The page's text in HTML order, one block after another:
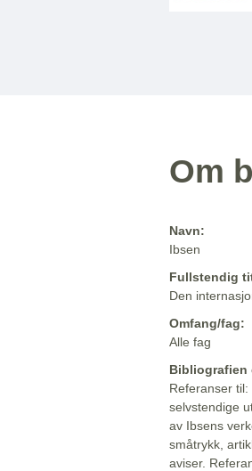
Om
Navn:
Ibsen
Fullstendig
Den
Omfang/fag:
Alle fag
Bibliografien
Referanser
selvstendige
av Ibsens
småtrykk,
aviser.